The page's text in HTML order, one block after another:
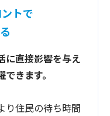
トで
に直接影響を与え
きます。
り住民の待ち時間